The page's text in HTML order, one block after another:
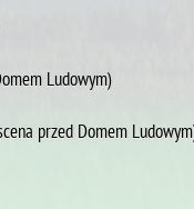
Ludowym)
przed Domem